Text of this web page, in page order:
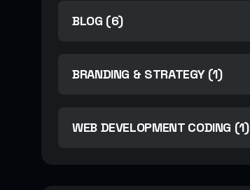
BLOG (6)
BRANDING & STRATEGY (1)
WEB DEVELOPMENT CODING (1)